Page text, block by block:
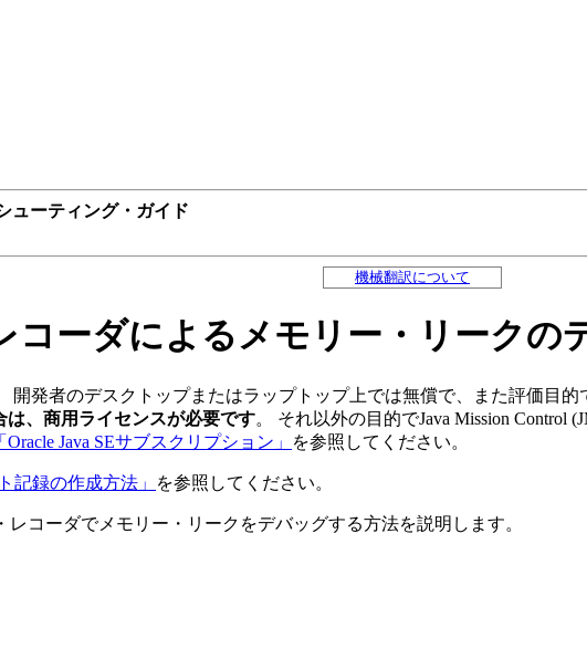
ューティング・ガイド
機械翻訳について
コーダによるメモリー・リークの
開発者のデスクトップまたはラップトップ上では無償で、また評価目
、商用ライセンスが必要です。 それ以外の目的でJava Mission Control
「Oracle Java SEサブスクリプション」 を参照してください。
記録の作成方法」 を参照してください。
コーダでメモリー・リークをデバッグする方法を説明します。